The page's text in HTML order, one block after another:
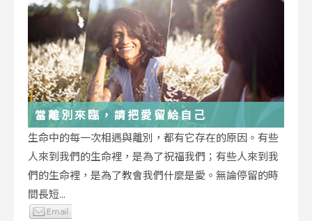
當離別來臨，請把愛留給自己
生命中的每一次相遇與離別，都有它存在的原因。有些
人來到我們的生命裡，是為了祝福我們；有些人來到我
們的生命裡，是為了教會我們什麼是愛。無論停留的時
間長短...